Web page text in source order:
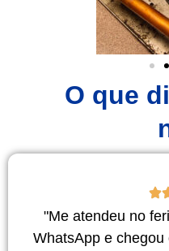
O que
"Me atendeu no
WhatsApp e